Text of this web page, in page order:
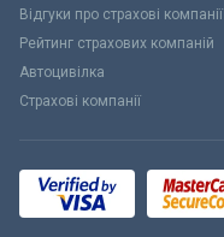
Відгуки про страхові компанії
Рейтинг страхових компаній
Автоцивілка
Страхові компанії